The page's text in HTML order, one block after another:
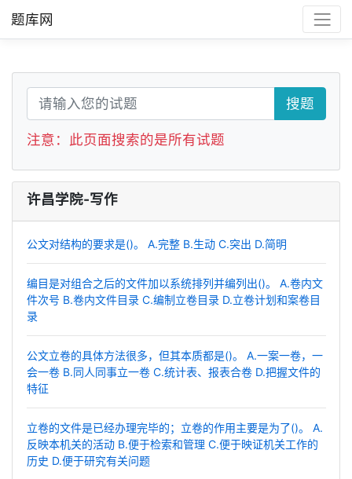
题库网
搜题
注意：此页面搜索的是所有试题
许昌学院-写作
公文对结构的要求是()。 A.完整 B.生动 C.突出 D.简明
编目是对组合之后的文件加以系统排列并编列出()。 A.卷内文
件次号 B.卷内文件目录 C.编制立卷目录 D.立卷计划和案卷目
录
公文立卷的具体方法很多，但其本质都是()。 A.一案一卷，一
会一卷 B.同人同事立一卷 C.统计表、报表合卷 D.把握文件的
特征
立卷的文件是已经办理完毕的；立卷的作用主要是为了()。 A.
反映本机关的活动 B.便于检索和管理 C.便于映证机关工作的
历史 D.便于研究有关问题